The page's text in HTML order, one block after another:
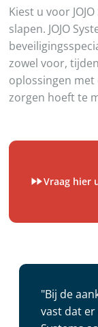
Kiest u voor
slapen. JOJO
zowel voor,
oplossingen met
zorgen hoeft te
Vraag hier
"Bij de
vast dat er